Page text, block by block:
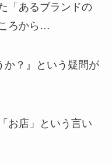
「あるブランドの
ろから…
？』
という疑問が
お店」という言い